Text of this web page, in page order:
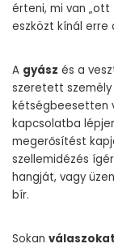
érteni, mi van „ott
eszközt kínál erre
A gyász és a
szeretett
kétségbeesetten
kapcsolatba
megerősítést
szellemidézés
hangját, vagy
bír.
Sokan